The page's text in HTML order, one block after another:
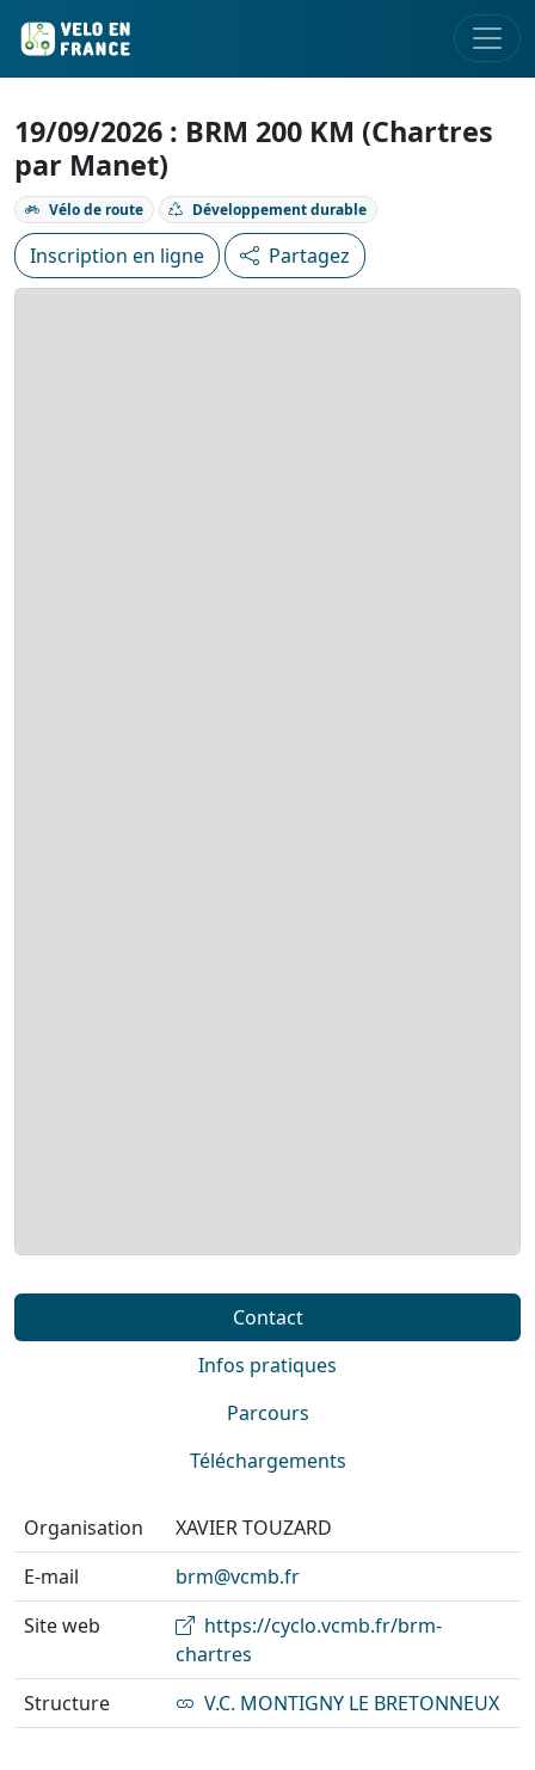
19/09/2026 : BRM 200 KM (Chartres
par Manet)
Vélo de route Développement durable
Inscription en ligne Partagez
Contact
Infos pratiques
Parcours
Téléchargements
Organisation
XAVIER TOUZARD
E-mail
brm@vcmb.fr
Site web
https://cyclo.vcmb.fr/brm-
chartres
Structure
V.C. MONTIGNY LE BRETONNEUX